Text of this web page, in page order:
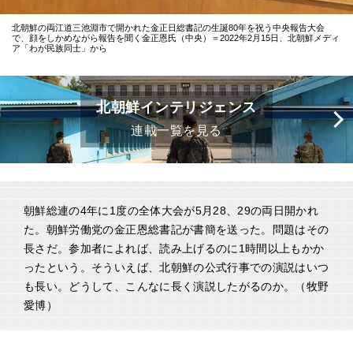
北朝鮮の両江道三池淵市で開かれた金正日総書記の生誕80年を祝う中央報告大会
で、顔をしかめながら報告を聞く金正恩氏（中央）＝2022年2月15日、北朝鮮メディ
ア「わが民族同士」から
北朝鮮インテリジェンス
連載一覧を見る
朝鮮総連の4年に1度の全体大会が5月28、29の両日開かれ
た。朝鮮労働党の金正恩総書記が書簡を送った。問題はその
長さだ。参加者によれば、読み上げるのに1時間以上もかか
ったという。そういえば、北朝鮮の公式行事での演説はいつ
も長い。どうして、こんなに長く演説したがるのか。（牧野
愛博）